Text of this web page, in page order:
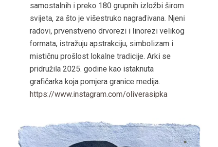
samostalnih i preko 180 grupnih izložbi širom
svijeta, za što je višestruko nagrađivana. Njeni
radovi, prvenstveno drvorezi i linorezi velikog
formata, istražuju apstrakciju, simbolizam i
mističnu prošlost lokalne tradicije. Arki se
pridružila 2025. godine kao istaknuta
grafičarka koja pomjera granice medija.
https://www.instagram.com/oliverasipka